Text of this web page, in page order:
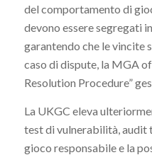
del comportamento di
devono essere segregati
garantendo che le vincite
caso di dispute, la MGA
Resolution Procedure”
La UKGC eleva
test di vulnerabilità, audit
gioco responsabile e la